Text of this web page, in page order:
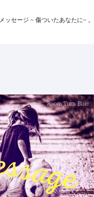
⁡メッセージ ~ 傷ついたあなたに~ 。